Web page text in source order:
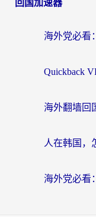
回国加速器